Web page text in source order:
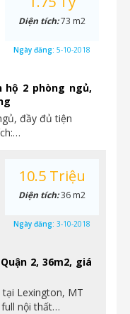
hộ 2 phòng ngủ,
đầy đủ tiện
Diện tích:73 m2
Ngày đăng: 5-10-2018
2, 36m2, giá
Lexington, MT
nội thất…
10.5 Triệu
Diện tích:36 m2
Ngày đăng: 3-10-2018